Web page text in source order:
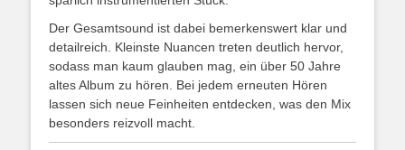
Der Gesamtsound ist dabei bemerkenswert klar und
detailreich. Kleinste Nuancen treten deutlich hervor,
sodass man kaum glauben mag, ein über 50 Jahre
altes Album zu hören. Bei jedem erneuten Hören
lassen sich neue Feinheiten entdecken, was den Mix
besonders reizvoll macht.